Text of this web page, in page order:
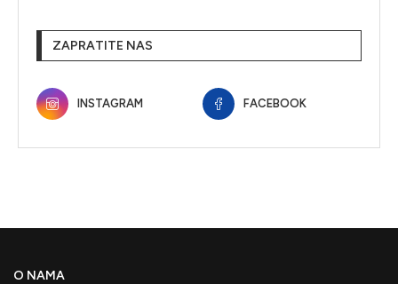
ZAPRATITE NAS
INSTAGRAM FACEBOOK
O NAMA